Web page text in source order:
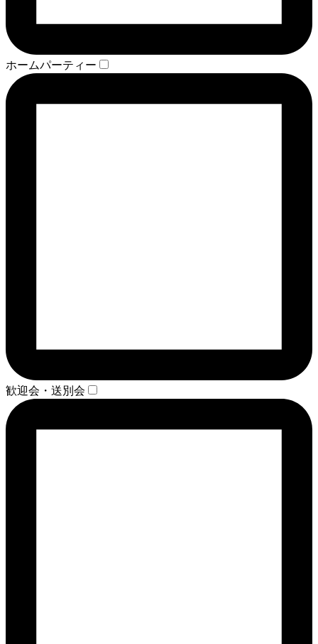
ホームパーティー
歓迎会・送別会